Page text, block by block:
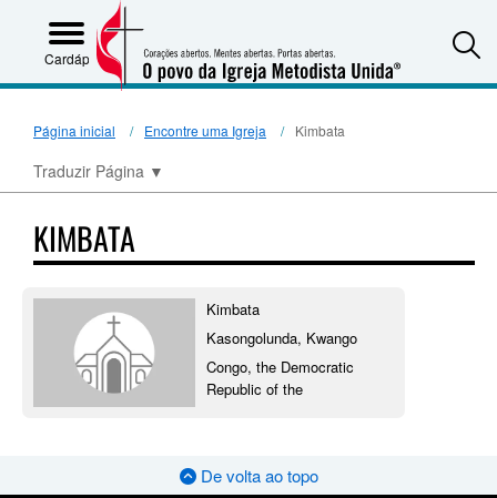
Cardápio
Página inicial Encontre uma Igreja Kimbata
Traduzir Página ▼
KIMBATA
Kimbata
Kasongolunda, Kwango
Congo, the Democratic
Republic of the
De volta ao topo